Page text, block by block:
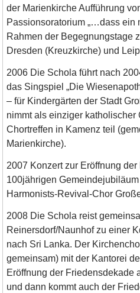
der Marienkirche Aufführung
Passionsoratorium „…dass ein
Rahmen der Begegnungstage
Dresden (Kreuzkirche) und
2006 Die Schola führt nach
das Singspiel „Die
– für Kindergärten der Stadt
nimmt als einziger katholischer
Chortreffen in Kamenz teil
Marienkirche).
2007 Konzert zur Eröffnung
100jährigen
Harmonists-Revival-Chor
2008 Die Schola reist
Reinersdorf/Naunhof zu einer
nach Sri Lanka. Der
gemeinsam) mit der Kantorei
Eröffnung der Friedensdekade
und dann kommt auch der